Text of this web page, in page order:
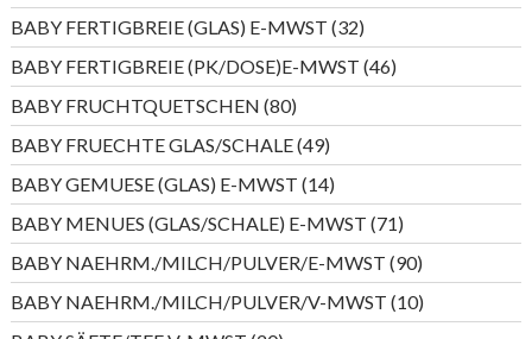
Produkt
BABY FERTIGBREIE (GLAS) E-MWST 3232
Produkte
BABY FERTIGBREIE (PK/DOSE)E-MWST 4646
Produkte
BABY FRUCHTQUETSCHEN 8080
Produkte
BABY FRUECHTE GLAS/SCHALE 4949
Produkte
BABY GEMUESE (GLAS) E-MWST 1414
Produkte
BABY MENUES (GLAS/SCHALE) E-MWST 7171
Produkte
BABY NAEHRM./MILCH/PULVER/E-MWST 9090
Produkte
BABY NAEHRM./MILCH/PULVER/V-MWST 1010
Produkte